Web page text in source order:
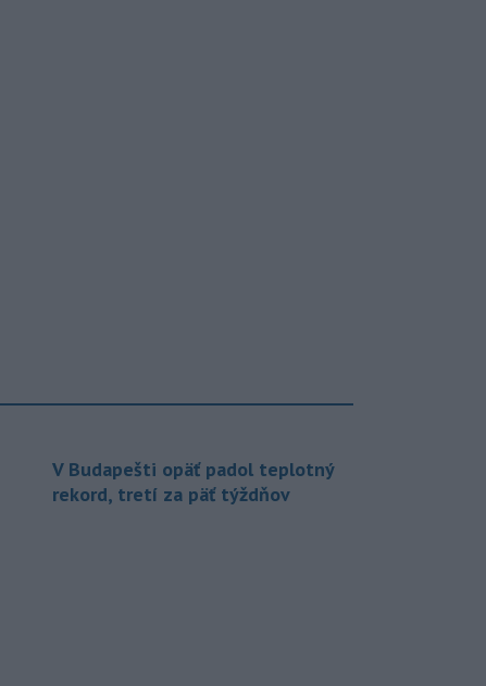
V Budapešti opäť padol teplotný
rekord, tretí za päť týždňov